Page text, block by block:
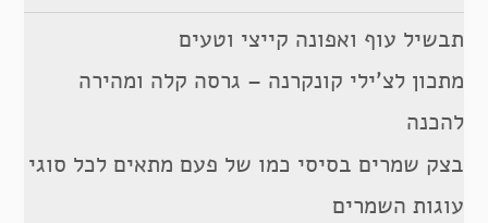
תבשיל עוף ואפונה קייצי וטעים
מתכון לצ’ילי קונקרנה – גרסה קלה ומהירה
להכנה
בצק שמרים בסיסי כמו של פעם מתאים לכל סוגי
עוגות השמרים